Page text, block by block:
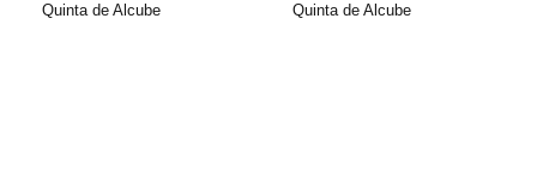
Quinta de Alcube
Quinta de Alcube